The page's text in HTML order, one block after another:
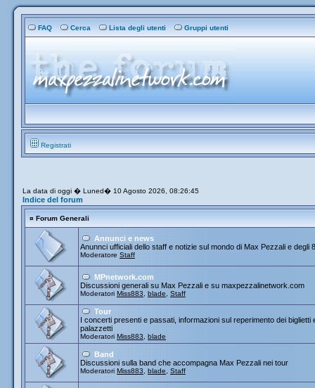
FAQ Cerca Lista degli utenti Gruppi utenti
Registrati
La data di oggi � Luned� 10 Agosto 2026, 08:26:45
Indice del forum
¤ Forum Generali
Annunci e news
Anunnci ufficiali dello staff e notizie sul mondo di Max Pezzali e degli
Moderatore Staff
MPnetwork.com
Discussioni generali su Max Pezzali e su maxpezzalinetwork.com
Moderatori Miss883 blade Staff
Tour
I concerti presenti e passati, informazioni sul reperimento dei
palazzetti
Moderatori Miss883 blade
Band
Discussioni sulla band che accompagna Max Pezzali nei tour
Moderatori Miss883 blade Staff